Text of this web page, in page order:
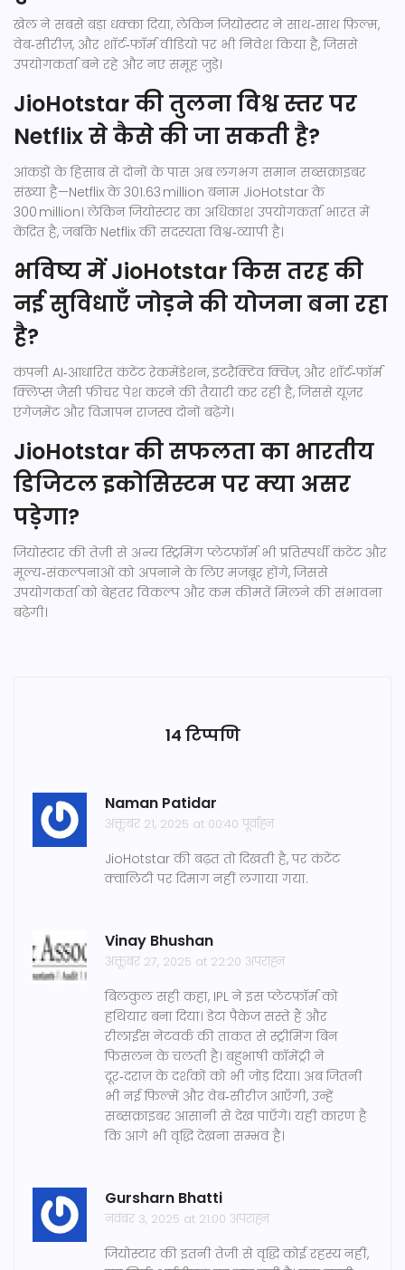
खेल ने सबसे बड़ा धक्का दिया, लेकिन जियोस्टार ने साथ‑साथ फ़िल्म,
वेब‑सीरीज़, और शॉर्ट‑फॉर्म वीडियो पर भी निवेश किया है, जिससे
उपयोगकर्ता बने रहे और नए समूह जुड़े।
JioHotstar की तुलना विश्व स्तर पर
Netflix से कैसे की जा सकती है?
आंकड़ों के हिसाब से दोनों के पास अब लगभग समान सब्सक्राइबर
संख्या है—Netflix के 301.63 million बनाम JioHotstar के
300 million। लेकिन जियोस्टार का अधिकांश उपयोगकर्ता भारत में
केंद्रित है, जबकि Netflix की सदस्यता विश्व‑व्यापी है।
भविष्य में JioHotstar किस तरह की
नई सुविधाएँ जोड़ने की योजना बना रहा
है?
कंपनी AI‑आधारित कंटेंट रेकमेंडेशन, इंटरैक्टिव क्विज़, और शॉर्ट‑फॉर्म
क्लिप्स जैसी फ़ीचर पेश करने की तैयारी कर रही है, जिससे यूज़र
एंगेजमेंट और विज्ञापन राजस्व दोनों बढ़ेंगे।
JioHotstar की सफलता का भारतीय
डिजिटल इकोसिस्टम पर क्या असर
पड़ेगा?
जियोस्टार की तेज़ी से अन्य स्ट्रिमिंग प्लेटफ़ॉर्म भी प्रतिस्पर्धी कंटेंट और
मूल्य‑संकल्पनाओं को अपनाने के लिए मजबूर होंगे, जिससे
उपयोगकर्ता को बेहतर विकल्प और कम कीमतें मिलने की संभावना
बढ़ेगी।
14 टिप्पणि
Naman Patidar
अक्तूबर 21, 2025 at 00:40 पूर्वाह्न
JioHotstar की बढ़त तो दिखती है, पर कंटेंट
क्वालिटी पर दिमाग नहीं लगाया गया.
Vinay Bhushan
अक्तूबर 27, 2025 at 22:20 अपराह्न
बिलकुल सही कहा, IPL ने इस प्लेटफ़ॉर्म को
हथियार बना दिया। डेटा पैकेज सस्ते हैं और
रीलाईंस नेटवर्क की ताकत से स्ट्रीमिंग बिन
फिसलन के चलती है। बहुभाषी कॉमेंट्री ने
दूर‑दराज़ के दर्शकों को भी जोड़ दिया। अब जितनी
भी नई फ़िल्में और वेब‑सीरीज़ आएँगी, उन्हें
सब्सक्राइबर आसानी से देख पाएँगे। यही कारण है
कि आगे भी वृद्धि देखना सम्भव है।
Gursharn Bhatti
नवंबर 3, 2025 at 21:00 अपराह्न
जियोस्टार की इतनी तेजी से वृद्धि कोई रहस्य नहीं,